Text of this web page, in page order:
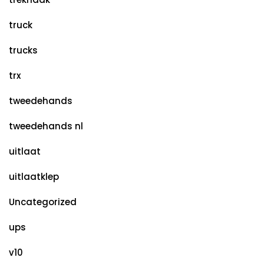
truck
trucks
trx
tweedehands
tweedehands nl
uitlaat
uitlaatklep
Uncategorized
ups
v10